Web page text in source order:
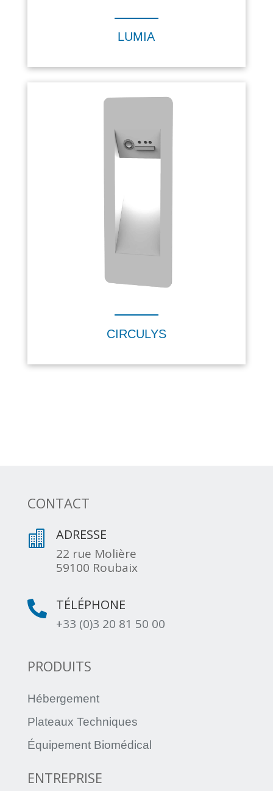
LUMIA
CIRCULYS
CONTACT
 ADRESSE
22 rue Molière
59100 Roubaix
 TÉLÉPHONE
+33 (0)3 20 81 50 00
PRODUITS
Hébergement
Plateaux Techniques
Équipement Biomédical
ENTREPRISE